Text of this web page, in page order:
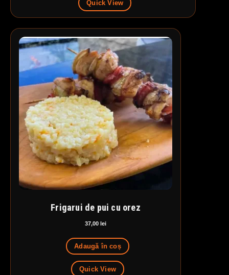
Quick View
Frigarui de pui cu orez
37,00 lei
Adaugă în coș
Quick View